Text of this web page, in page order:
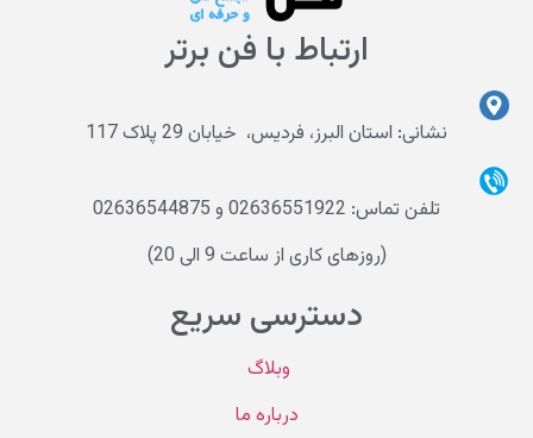
ارتباط با فن برتر
نشانی: استان البرز، فردیس، خیابان 29 پلاک 117
تلفن تماس: 02636551922 و 02636544875
(روزهای کاری از ساعت 9 الی 20)
دسترسی سریع
وبلاگ
درباره ما